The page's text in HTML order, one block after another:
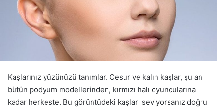
Kaşlarınız yüzünüzü tanımlar. Cesur ve kalın kaşlar, şu an
bütün podyum modellerinden, kırmızı halı oyuncularına
kadar herkeste. Bu görüntüdeki kaşları seviyorsanız doğru